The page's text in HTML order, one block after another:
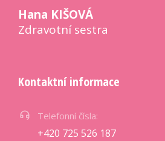
Hana KIŠOVÁ
Zdravotní sestra
Kontaktní informace
Telefonní čísla:
+420 725 526 187